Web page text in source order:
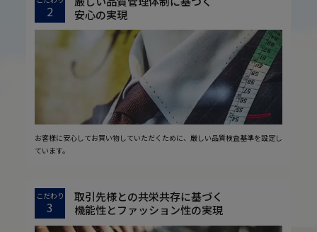
2
安心の実現
お客様に安心してお買い物していただくために、厳しい品質検査基準を設定し
ています。
こだわり
3
取引先様との共栄共存に基づく
機能性とファッション性の実現